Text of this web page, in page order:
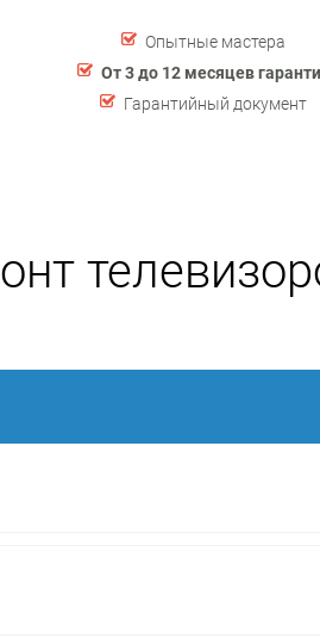
Опытные мастера
От 3 до 12 месяцев
Гарантийный документ